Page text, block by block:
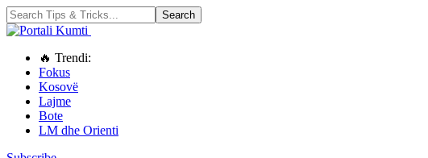
🔥 Trendi:
Fokus
Kosovë
Lajme
Bote
LM dhe Orienti